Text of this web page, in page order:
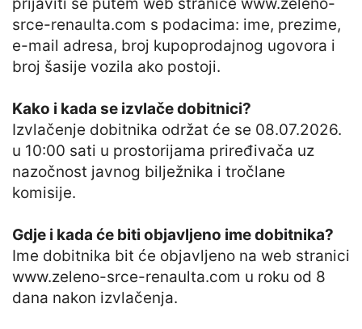
srce-renaulta.com s podacima: ime, prezime,
e-mail adresa, broj kupoprodajnog ugovora i
broj šasije vozila ako postoji.
Kako i kada se izvlače dobitnici?
Izvlačenje dobitnika održat će se 08.07.2026.
u 10:00 sati u prostorijama priređivača uz
nazočnost javnog bilježnika i tročlane
komisije.
Gdje i kada će biti objavljeno ime dobitnika?
Ime dobitnika bit će objavljeno na web stranici
www.zeleno-srce-renaulta.com u roku od 8
dana nakon izvlačenja.